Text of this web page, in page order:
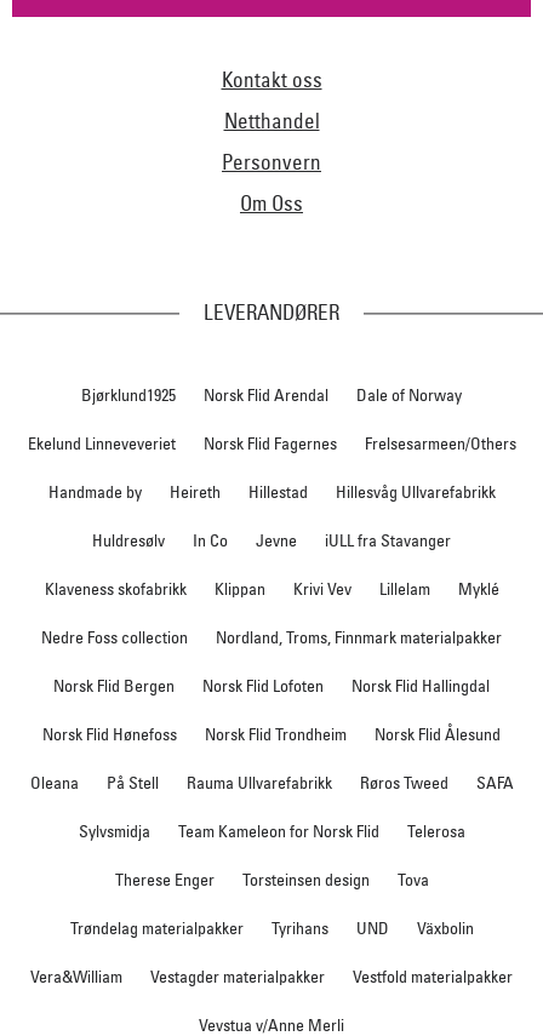
Kontakt oss
Netthandel
Personvern
Om Oss
LEVERANDØRER
Bjørklund1925 Norsk Flid Arendal Dale of Norway
Ekelund Linneveveriet Norsk Flid Fagernes Frelsesarmeen/Others
Handmade by Heireth Hillestad Hillesvåg Ullvarefabrikk
Huldresølv In Co Jevne iULL fra Stavanger
Klaveness skofabrikk Klippan Krivi Vev Lillelam Myklé
Nedre Foss collection Nordland, Troms, Finnmark materialpakker
Norsk Flid Bergen Norsk Flid Lofoten Norsk Flid Hallingdal
Norsk Flid Hønefoss Norsk Flid Trondheim Norsk Flid Ålesund
Oleana På Stell Rauma Ullvarefabrikk Røros Tweed SAFA
Sylvsmidja Team Kameleon for Norsk Flid Telerosa
Therese Enger Torsteinsen design Tova
Trøndelag materialpakker Tyrihans UND Växbolin
Vera&William Vestagder materialpakker Vestfold materialpakker
Vevstua v/Anne Merli